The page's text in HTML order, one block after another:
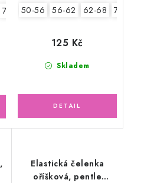
74-8650-56 56-62 62-68 74-86
Skladem
125 Kč
Elastická čelenka
oříšková, pentle